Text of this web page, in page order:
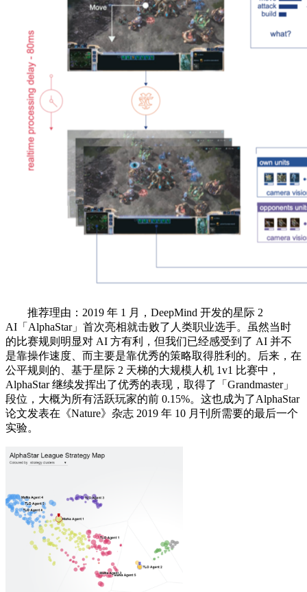
推荐理由：2019 年 1 月，DeepMind 开发的星际 2
AI「AlphaStar」首次亮相就击败了人类职业选手。虽然当时
的比赛规则明显对 AI 方有利，但我们已经感受到了 AI 并不
是靠操作速度、而主要是靠优秀的策略取得胜利的。后来，在
公平规则的、基于星际 2 天梯的大规模人机 1v1 比赛中，
AlphaStar 继续发挥出了优秀的表现，取得了「Grandmaster」
段位，大概为所有活跃玩家的前 0.15%。这也成为了AlphaStar
论文发表在《Nature》杂志 2019 年 10 月刊所需要的最后一个
实验。